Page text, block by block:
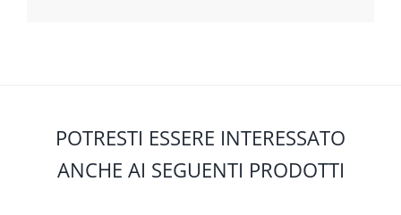
POTRESTI ESSERE INTERESSATO
ANCHE AI SEGUENTI PRODOTTI